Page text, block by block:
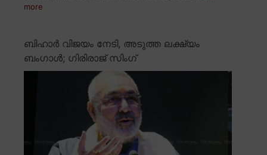
more
ബിഹാർ വിജയം നേടി, അടുത്ത ലക്ഷ്യം
ബംഗാൾ; ഗിരിരാജ് സിംഗ്